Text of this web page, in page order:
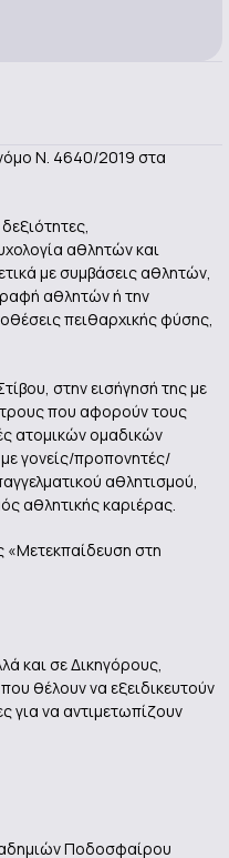
Ν. 4640/2019 στα
αθλητών και
με συμβάσεις αθλητών,
αθλητών ή την
πειθαρχικής φύσης,
στην εισήγησή της με
που αφορούν τους
ατομικών ομαδικών
γονείς/προπονητές/
αθλητισμού,
αθλητικής καριέρας.
στη
και σε Δικηγόρους,
θέλουν να εξειδικευτούν
για να αντιμετωπίζουν
Ποδοσφαίρου